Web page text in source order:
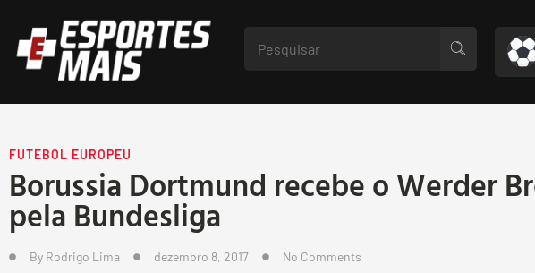
FUTEBOL EUROPEU
Borussia Dortmund recebe o Werder
pela Bundesliga
By Rodrigo Lima dezembro 8, 2017 No Comments